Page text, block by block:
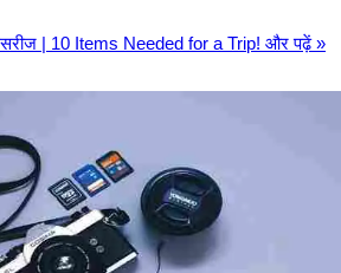
| 10 Items Needed for a Trip! और पढ़ें »